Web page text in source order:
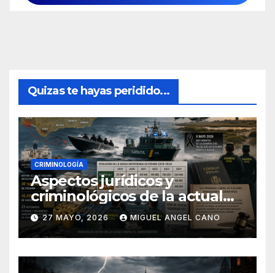
Quizas te hayas peridido...
CRIMINOLOGÍA
Aspectos jurídicos y
criminológicos de la actual
lucha contra el narcotráfico
en el sur de España
27 MAYO, 2026 MIGUEL ANGEL CANO